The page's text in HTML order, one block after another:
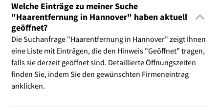
Welche Einträge zu meiner Suche
"Haarentfernung in Hannover" haben aktuell
geöffnet?
Die Suchanfrage "Haarentfernung in Hannover" zeigt Ihnen
eine Liste mit Einträgen, die den Hinweis "Geöffnet" tragen,
falls sie derzeit geöffnet sind. Detaillierte Öffnungszeiten
finden Sie, indem Sie den gewünschten Firmeneintrag
anklicken.